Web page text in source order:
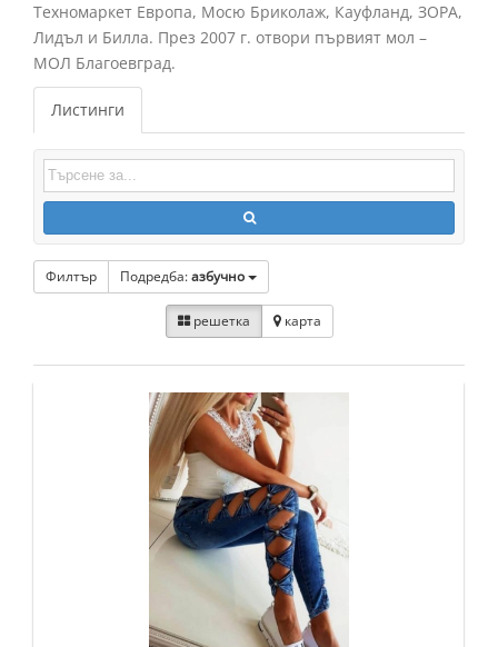
Техномаркет Европа, Мосю Бриколаж, Кауфланд, ЗОРА,
Лидъл и Билла. През 2007 г. отвори първият мол –
МОЛ Благоевград.
Листинги
Филтър Подредба:азбучно
решетка карта